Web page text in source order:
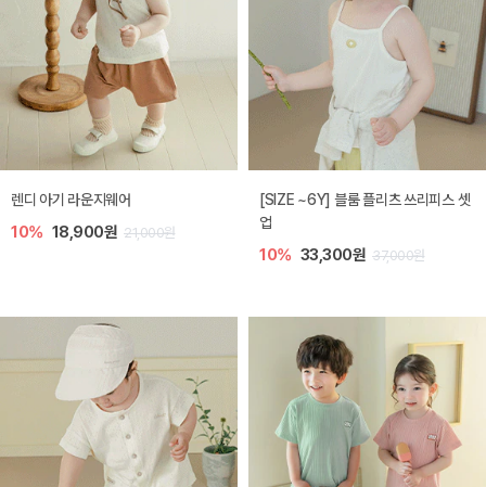
렌디 아기 라운지웨어
10% 18,900원 21,000원
[SIZE ~6Y] 블룸 플리츠 쓰리피스 셋
업
10% 33,300원 37,000원